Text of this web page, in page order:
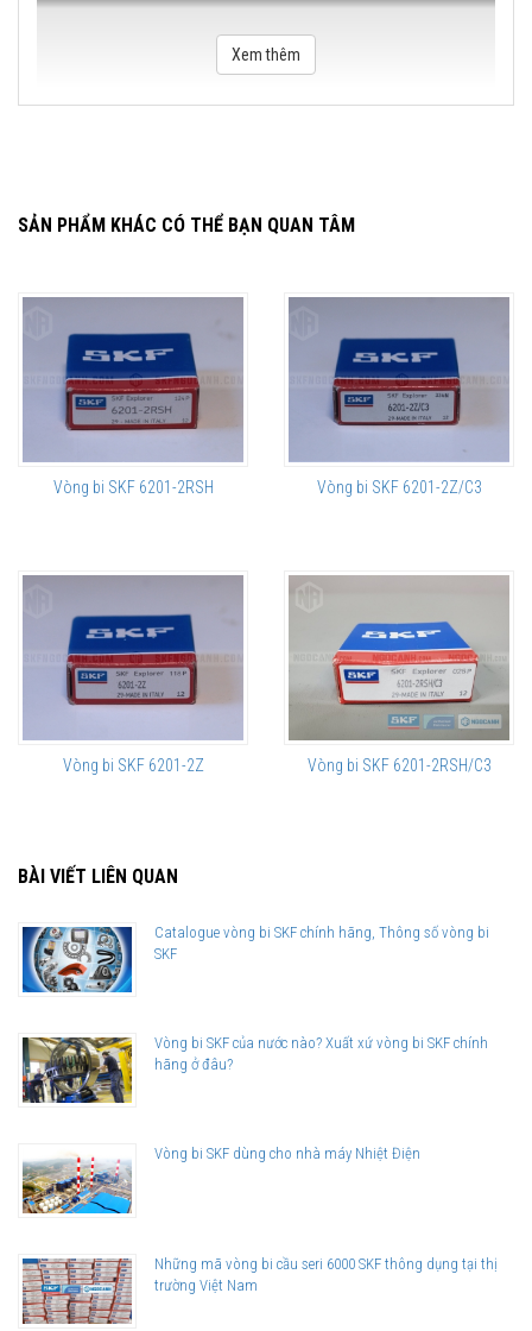
Xem thêm
SẢN PHẨM KHÁC CÓ THỂ BẠN QUAN TÂM
Vòng bi SKF 6201-2RSH Vòng bi SKF 6201-2Z/C3
Vòng bi SKF 6201-2Z Vòng bi SKF 6201-2RSH/C3
BÀI VIẾT LIÊN QUAN
Catalogue vòng bi SKF chính hãng, Thông số vòng bi
SKF
Vòng bi SKF của nước nào? Xuất xứ vòng bi SKF chính
hãng ở đâu?
Vòng bi SKF dùng cho nhà máy Nhiệt Điện
Những mã vòng bi cầu seri 6000 SKF thông dụng tại thị
trường Việt Nam